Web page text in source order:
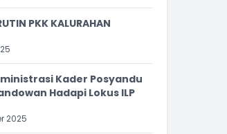
PKK KALURAHAN
Kader Posyandu
Hadapi Lokus ILP
2025